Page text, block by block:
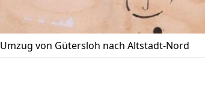
Umzug von Gütersloh nach Altstadt-Nord